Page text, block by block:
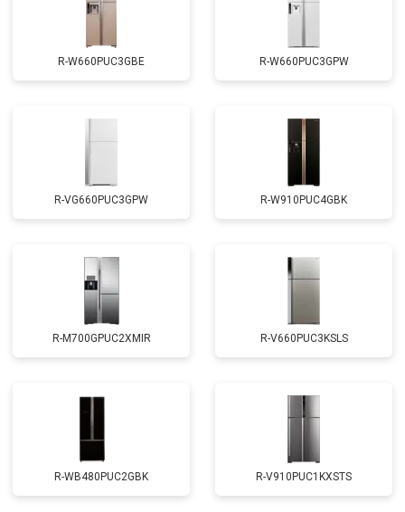
R-W660PUC3GBE R-W660PUC3GPW
R-VG660PUC3GPW R-W910PUC4GBK
R-M700GPUC2XMIR R-V660PUC3KSLS
R-WB480PUC2GBK R-V910PUC1KXSTS